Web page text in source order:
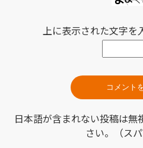
上に表示された文字を
日本語が含まれない投稿は
さい。（スパ